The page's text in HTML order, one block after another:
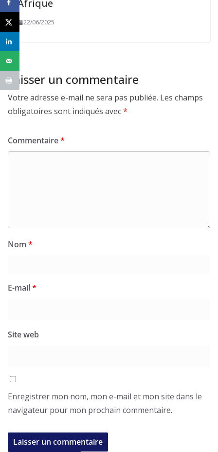
Afrique
22/06/2025
Laisser un commentaire
Votre adresse e-mail ne sera pas publiée. Les champs
obligatoires sont indiqués avec*
Commentaire*
Nom *
E-mail*
Site web
Enregistrer mon nom, mon e-mail et mon site dans le
navigateur pour mon prochain commentaire.